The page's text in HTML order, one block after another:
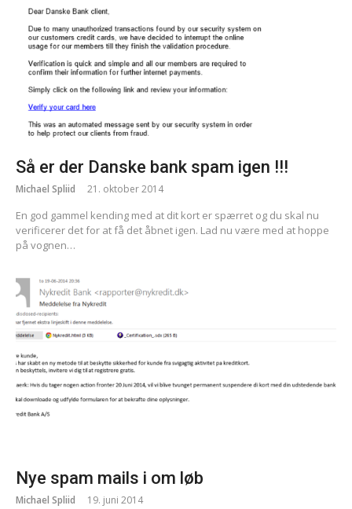
Så er der Danske bank spam igen !!!
Michael Spliid 21. oktober 2014
En god gammel kending med at dit kort er spærret og du skal nu
verificerer det for at få det åbnet igen. Lad nu være med at hoppe
på vognen…
Nye spam mails i om løb
Michael Spliid 19. juni 2014